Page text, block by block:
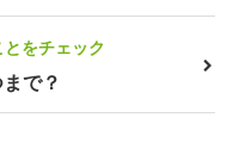
をチェック
で？